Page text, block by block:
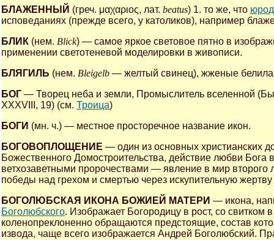
БЛАЖЕННЫЙ (греч. μαχαριος, лат. beatus) 1. то же, что
исповеданиях (прежде всего, у католиков), например
БЛИК (нем. Blick) — самое яркое световое пятно в
применении светотеневой моделировки в живописи.
БЛЯГИЛЬ (нем. Bleigelb — желтый свинец), жженые белила
БОГ — Творец неба и земли, Промыслитель вселенной
XXXVIII, 19) (см. Троица)
БОГИ (мн. ч.) — местное просторечное название икон.
БОГОВОПЛОЩЕНИЕ — один из основных христианских
Божественного Домостроительства, действие любви Бога
ветхозаветными пророчествами — явление в мир второго
победы над грехом и смертью через искупительную
БОГОЛЮБСКАЯ ИКОНА БОЖИЕЙ МАТЕРИ — икона,
Боголюбского. Изображает Богородицу в рост, со
коленопреклоненно обращаются предстоящие, состав
извода, чаще всего изображается Андрей Боголюбский.